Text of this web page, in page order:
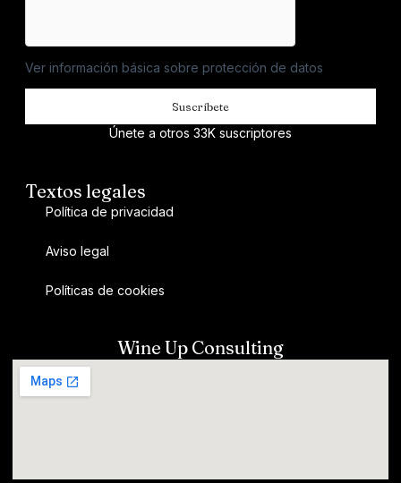
Ver información básica sobre protección de datos
Suscríbete
Únete a otros 33K suscriptores
Textos legales
Política de privacidad
Aviso legal
Políticas de cookies
Wine Up Consulting